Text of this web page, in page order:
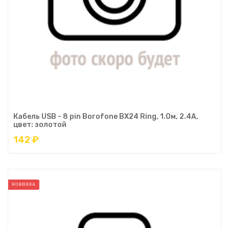
Кабель USB - 8 pin Borofone BX24 Ring, 1.0м, 2.4A,
цвет: золотой
142 ₽
НОВИНКА